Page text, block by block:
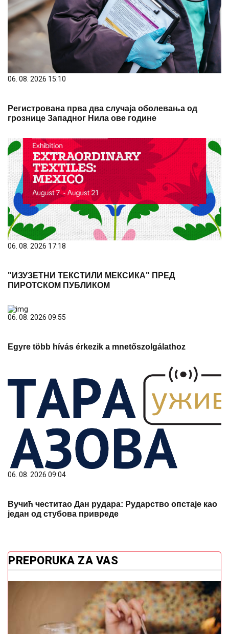
06. 08. 2026 15:10
Регистрована прва два случаја оболевања од
грознице Западног Нила ове године
06. 08. 2026 17:18
"ИЗУЗЕТНИ ТЕКСТИЛИ МЕКСИКА" ПРЕД
ПИРОТСКОМ ПУБЛИКОМ
06. 08. 2026 09:55
Egyre több hívás érkezik a mnetőszolgálathoz
06. 08. 2026 09:04
Вучић честитао Дан рудара: Рударство опстаје као
један од стубова привреде
PREPORUKA ZA VAS